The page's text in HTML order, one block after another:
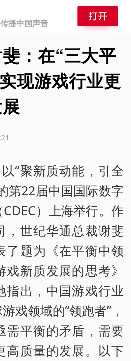
播中国声音
：在“三大平
现游戏行业更
“聚新质动能，引全
第22届中国国际数字
）上海举行。作
，世纪华通总裁谢斐
了题为《在平衡中领
新质发展的思考》
指出，中国游戏行业
戏领域的“领跑者”，
需平衡的矛盾，需要
高质量的发展。以下